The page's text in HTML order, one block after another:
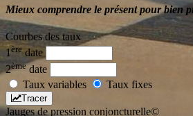
Mieux comprendre le présent pour bien
Courbes des taux
1èredate
2ème date
Taux variables
Taux fixes
Tracer
Jauges de pression conjoncturelle©